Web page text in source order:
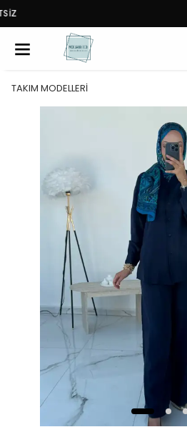
3000TL ÜZERİ
TAKIM MODELLERİ